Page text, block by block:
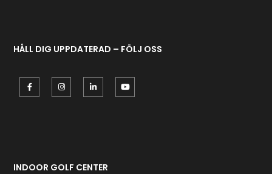
HÅLL DIG UPPDATERAD – FÖLJ OSS
INDOOR GOLF CENTER